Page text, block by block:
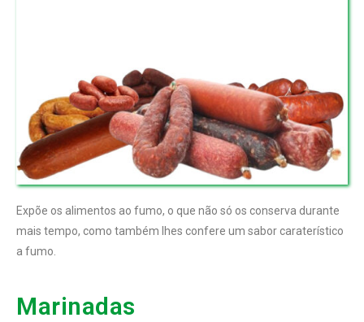
Expõe os alimentos ao fumo, o que não só os conserva durante
mais tempo, como também lhes confere um sabor caraterístico
a fumo.
Marinadas